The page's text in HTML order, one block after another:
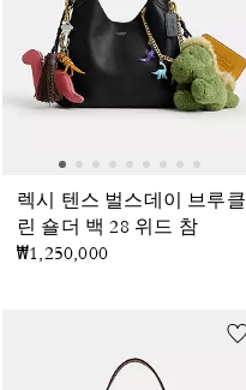
렉시 텐스 벌스데이 브루클
린 숄더 백 28 위드 참
₩1,250,000